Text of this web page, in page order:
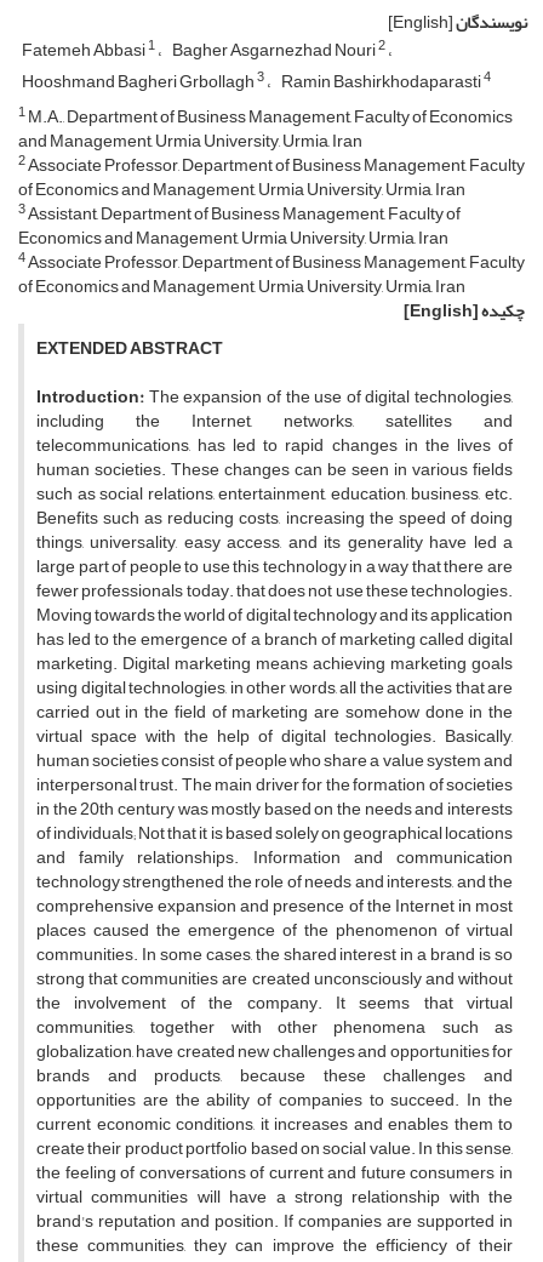
نویسندگان[English]
Fatemeh Abbasi1 Bagher Asgarnezhad Nouri2
Hooshmand Bagheri Grbollagh3 Ramin Bashirkhodaparasti4
1M.A., Department of Business Management, Faculty of Economics
and Management, Urmia University, Urmia, Iran
2Associate Professor, Department of Business Management, Faculty
of Economics and Management, Urmia University, Urmia, Iran
3Assistant, Department of Business Management, Faculty of
Economics and Management, Urmia University, Urmia, Iran
4Associate Professor, Department of Business Management, Faculty
of Economics and Management, Urmia University, Urmia, Iran
چکیده[English]
EXTENDED ABSTRACT
Introduction:The expansion of the use of digital technologies,
including the Internet, networks, satellites and
telecommunications, has led to rapid changes in the lives of
human societies. These changes can be seen in various fields
such as social relations, entertainment, education, business, etc.
Benefits such as reducing costs, increasing the speed of doing
things, universality, easy access, and its generality have led a
large part of people to use this technology in a way that there are
fewer professionals today. that does not use these technologies.
Moving towards the world of digital technology and its application
has led to the emergence of a branch of marketing called digital
marketing. Digital marketing means achieving marketing goals
using digital technologies, in other words, all the activities that are
carried out in the field of marketing are somehow done in the
virtual space with the help of digital technologies. Basically,
human societies consist of people who share a value system and
interpersonal trust. The main driver for the formation of societies
in the 20th century was mostly based on the needs and interests
of individuals; Not that it is based solely on geographical locations
and family relationships. Information and communication
technology strengthened the role of needs and interests, and the
comprehensive expansion and presence of the Internet in most
places caused the emergence of the phenomenon of virtual
communities. In some cases, the shared interest in a brand is so
strong that communities are created unconsciously and without
the involvement of the company. It seems that virtual
communities, together with other phenomena such as
globalization, have created new challenges and opportunities for
brands and products, because these challenges and
opportunities are the ability of companies to succeed. In the
current economic conditions, it increases and enables them to
create their product portfolio based on social value. In this sense,
the feeling of conversations of current and future consumers in
virtual communities will have a strong relationship with the
brand's reputation and position. If companies are supported in
these communities, they can improve the efficiency of their